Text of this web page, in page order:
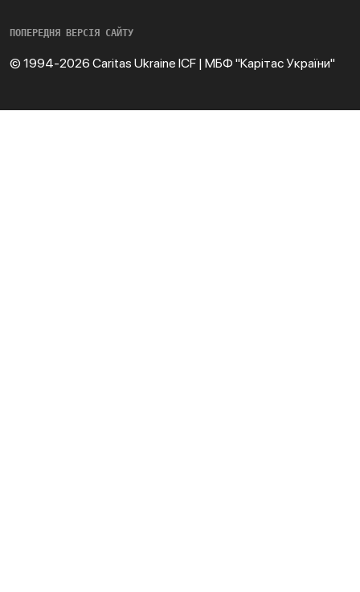
ПОПЕРЕДНЯ ВЕРСІЯ САЙТУ
© 1994-2026 Caritas Ukraine ICF | МБФ "Карітас України"